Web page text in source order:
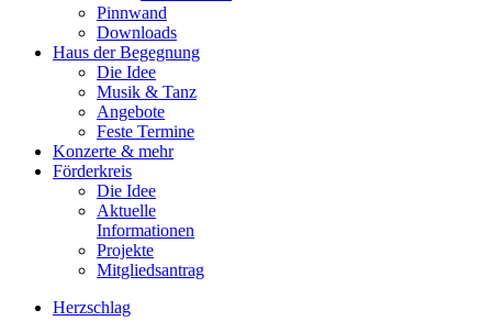
Pinnwand
Downloads
Haus der Begegnung
Die Idee
Musik & Tanz
Angebote
Feste Termine
Konzerte & mehr
Förderkreis
Die Idee
Aktuelle
Informationen
Projekte
Mitgliedsantrag
Herzschlag